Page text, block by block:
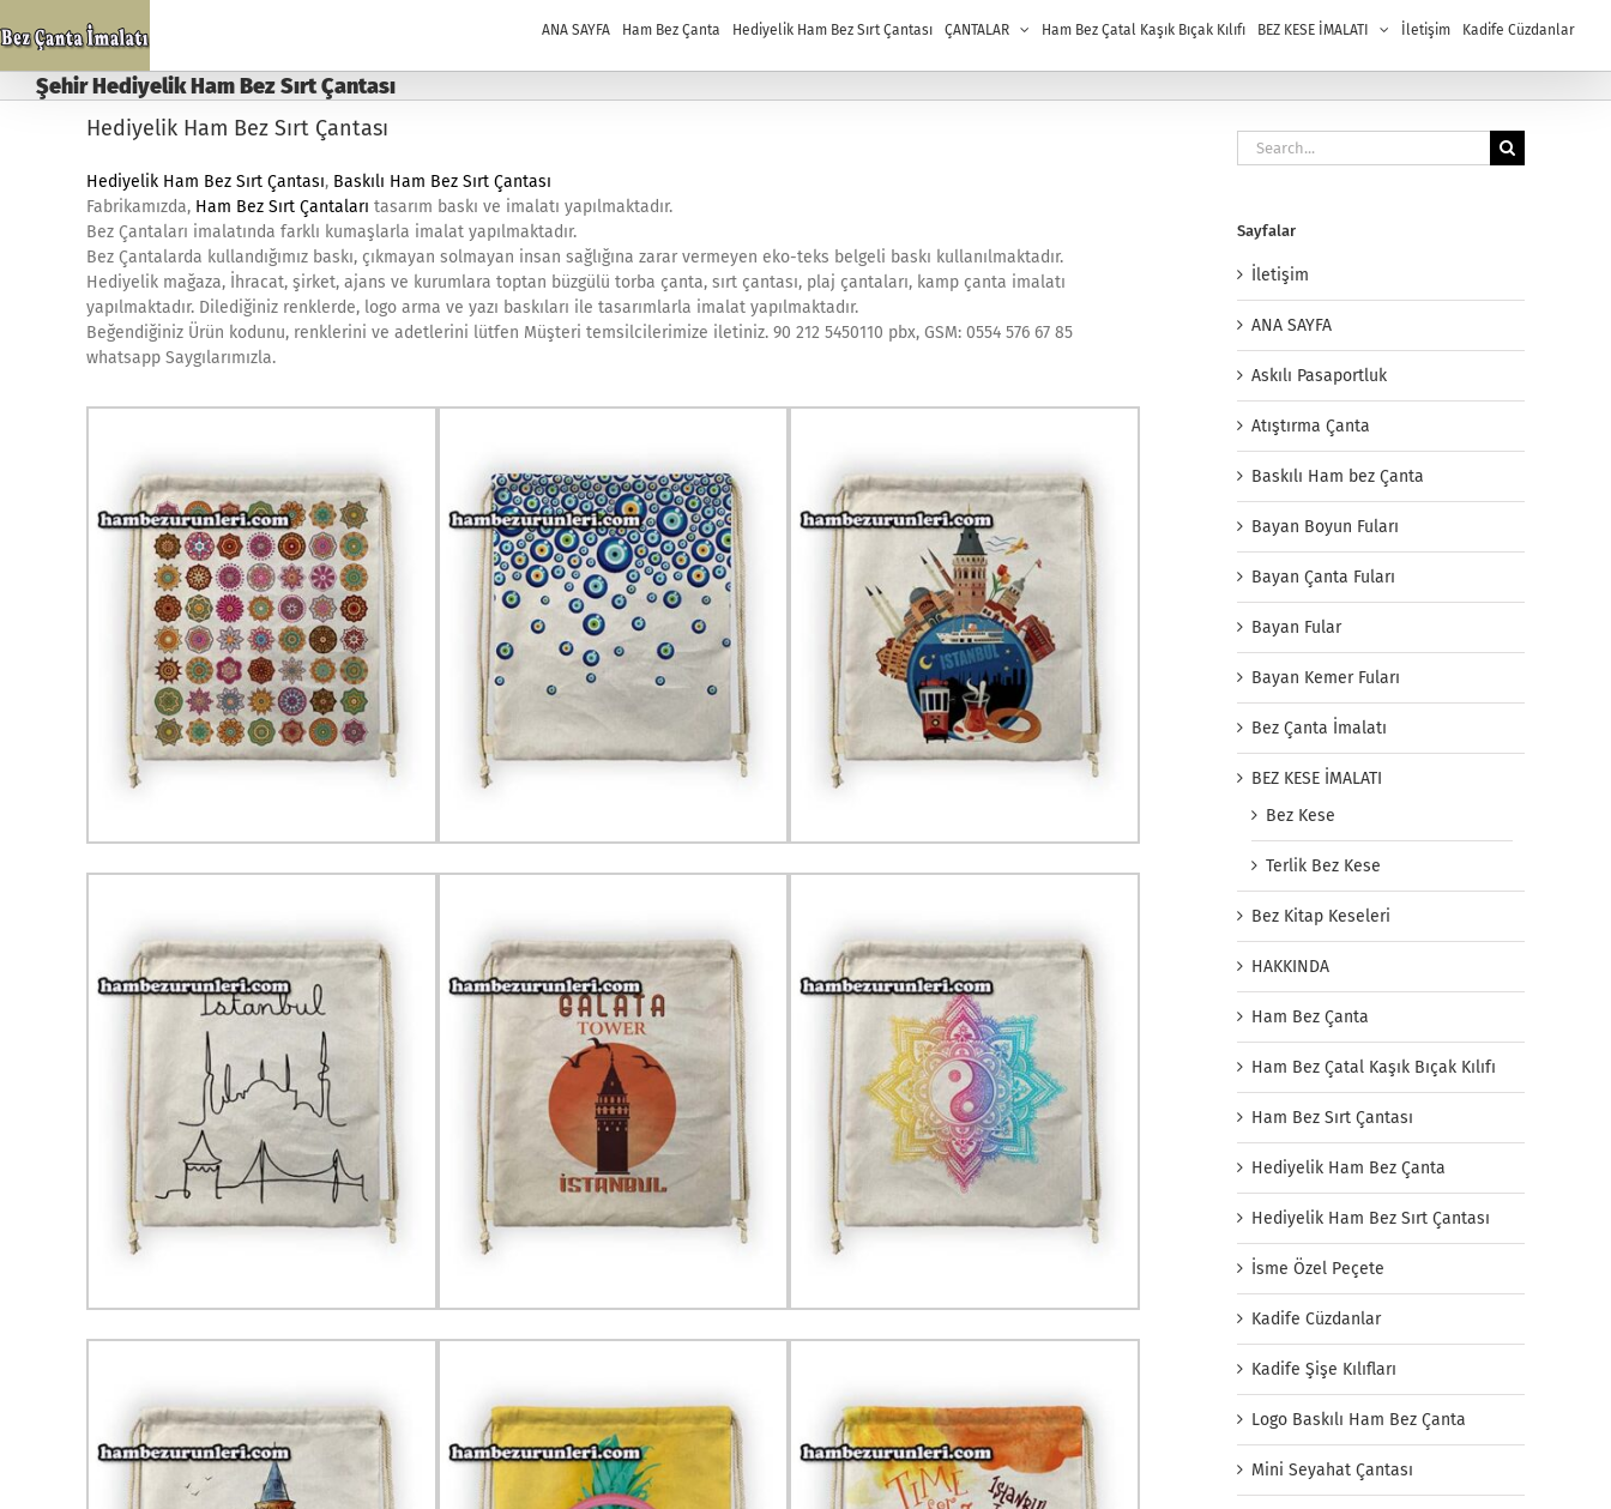
to
ANA SAYFA Ham Bez Çanta Hediyelik Ham Bez Sırt Çantası ÇANTALAR Ham Bez Çatal Kaşık Bıçak Kılıfı BEZ KESE İMALATI İletişim Kadife Cüzdanlar
Şehir Hediyelik Ham Bez Sırt Çantası
Hediyelik Ham Bez Sırt Çantası
Hediyelik Ham Bez Sırt Çantası, Baskılı Ham Bez Sırt Çantası
Fabrikamızda, Ham Bez Sırt Çantaları tasarım baskı ve imalatı yapılmaktadır.
Bez Çantaları imalatında farklı kumaşlarla imalat yapılmaktadır.
Bez Çantalarda kullandığımız baskı, çıkmayan solmayan insan sağlığına zarar vermeyen eko-teks belgeli baskı kullanılmaktadır.
Hediyelik mağaza, İhracat, şirket, ajans ve kurumlara toptan büzgülü torba çanta, sırt çantası, plaj çantaları, kamp çanta imalatı
yapılmaktadır. Dilediğiniz renklerde, logo arma ve yazı baskıları ile tasarımlarla imalat yapılmaktadır.
Beğendiğiniz Ürün kodunu, renklerini ve adetlerini lütfen Müşteri temsilcilerimize iletiniz. 90 212 5450110 pbx, GSM: 0554 576 67 85
whatsapp Saygılarımızla.
Search
for:
Sayfalar
İletişim
ANA SAYFA
Askılı Pasaportluk
Atıştırma Çanta
Baskılı Ham bez Çanta
Bayan Boyun Fuları
Bayan Çanta Fuları
Bayan Fular
Bayan Kemer Fuları
Bez Çanta İmalatı
BEZ KESE İMALATI
Bez Kese
Terlik Bez Kese
Bez Kitap Keseleri
HAKKINDA
Ham Bez Çanta
Ham Bez Çatal Kaşık Bıçak Kılıfı
Ham Bez Sırt Çantası
Hediyelik Ham Bez Çanta
Hediyelik Ham Bez Sırt Çantası
İsme Özel Peçete
Kadife Cüzdanlar
Kadife Şişe Kılıfları
Logo Baskılı Ham Bez Çanta
Mini Seyahat Çantası